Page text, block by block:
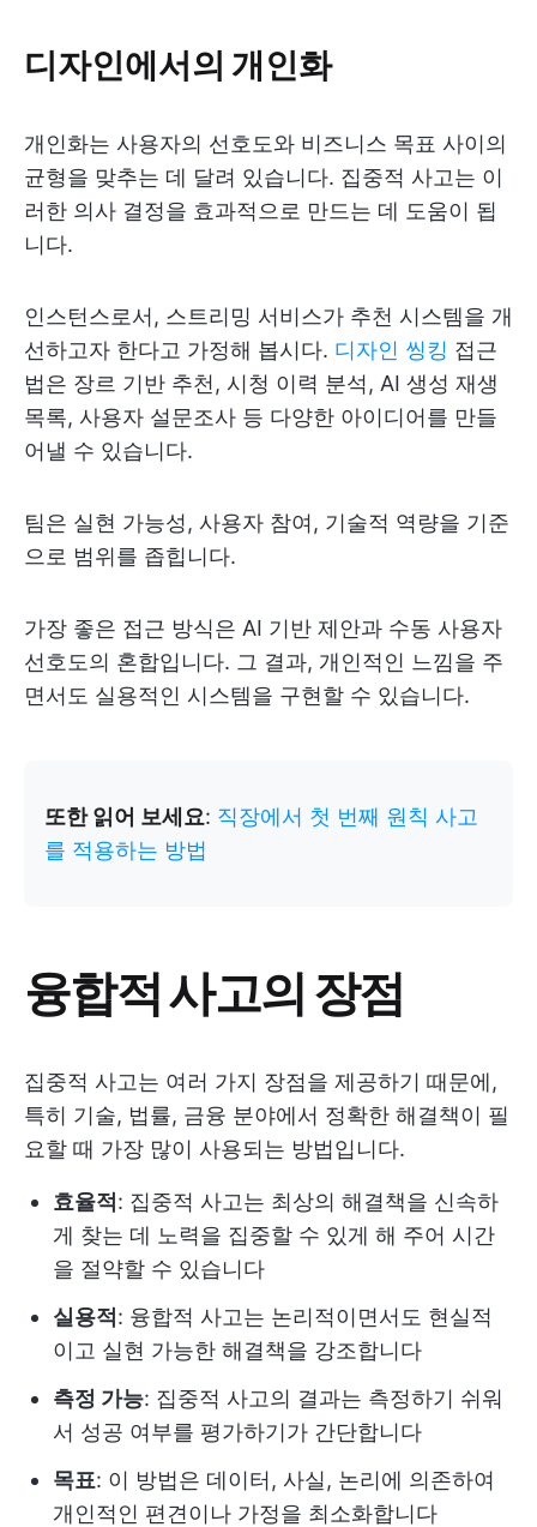
디자인에서의 개인화
개인화는 사용자의 선호도와 비즈니스 목표 사이의
균형을 맞추는 데 달려 있습니다. 집중적 사고는 이
러한 의사 결정을 효과적으로 만드는 데 도움이 됩
니다.
인스턴스로서, 스트리밍 서비스가 추천 시스템을 개
선하고자 한다고 가정해 봅시다. 디자인 씽킹 접근
법은 장르 기반 추천, 시청 이력 분석, AI 생성 재생
목록, 사용자 설문조사 등 다양한 아이디어를 만들
어낼 수 있습니다.
팀은 실현 가능성, 사용자 참여, 기술적 역량을 기준
으로 범위를 좁힙니다.
가장 좋은 접근 방식은 AI 기반 제안과 수동 사용자
선호도의 혼합입니다. 그 결과, 개인적인 느낌을 주
면서도 실용적인 시스템을 구현할 수 있습니다.
또한 읽어 보세요: 직장에서 첫 번째 원칙 사고
를 적용하는 방법
융합적 사고의 장점
집중적 사고는 여러 가지 장점을 제공하기 때문에,
특히 기술, 법률, 금융 분야에서 정확한 해결책이 필
요할 때 가장 많이 사용되는 방법입니다.
효율적 : 집중적 사고는 최상의 해결책을 신속하
게 찾는 데 노력을 집중할 수 있게 해 주어 시간
을 절약할 수 있습니다
실용적 : 융합적 사고는 논리적이면서도 현실적
이고 실현 가능한 해결책을 강조합니다
측정 가능: 집중적 사고의 결과는 측정하기 쉬워
서 성공 여부를 평가하기가 간단합니다
목표: 이 방법은 데이터, 사실, 논리에 의존하여
개인적인 편견이나 가정을 최소화합니다